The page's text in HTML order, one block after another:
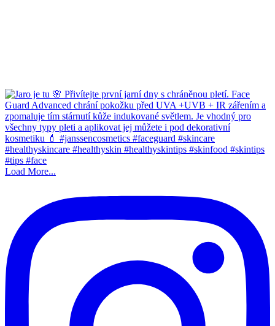
Load More...